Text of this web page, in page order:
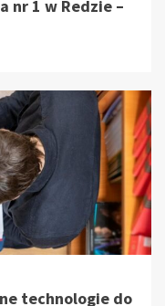
nr 1 w Redzie –
technologie do